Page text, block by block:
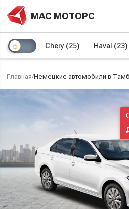
МАС МОТОРС
Chery (25) Haval (23)
Главная/Немецкие автомобили в